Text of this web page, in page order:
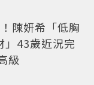
陳妍希「低胸
」43歲近況完
級